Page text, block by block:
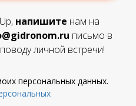
напишите нам на
письмо в
личной встречи!
персональных данных.